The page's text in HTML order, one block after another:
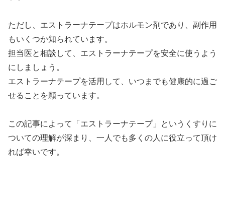
ただし、エストラーナテープはホルモン剤であり、副作用
もいくつか知られています。
担当医と相談して、エストラーナテープを安全に使うよう
にしましょう。
エストラーナテープを活用して、いつまでも健康的に過ご
せることを願っています。
この記事によって「エストラーナテープ」というくすりに
ついての理解が深まり、一人でも多くの人に役立って頂け
れば幸いです。